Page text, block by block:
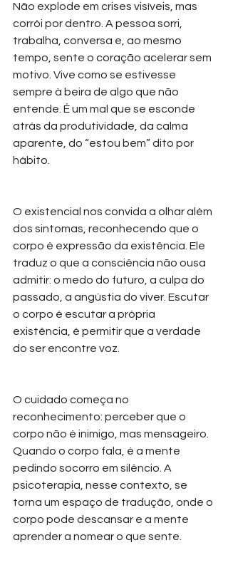
Não explode em crises visíveis, mas
corrói por dentro. A pessoa sorri,
trabalha, conversa e, ao mesmo
tempo, sente o coração acelerar sem
motivo. Vive como se estivesse
sempre à beira de algo que não
entende. É um mal que se esconde
atrás da produtividade, da calma
aparente, do “estou bem” dito por
hábito.
O existencial nos convida a olhar além
dos sintomas, reconhecendo que o
corpo é expressão da existência. Ele
traduz o que a consciência não ousa
admitir: o medo do futuro, a culpa do
passado, a angústia do viver. Escutar
o corpo é escutar a própria
existência, é permitir que a verdade
do ser encontre voz.
O cuidado começa no
reconhecimento: perceber que o
corpo não é inimigo, mas mensageiro.
Quando o corpo fala, é a mente
pedindo socorro em silêncio. A
psicoterapia, nesse contexto, se
torna um espaço de tradução, onde o
corpo pode descansar e a mente
aprender a nomear o que sente.